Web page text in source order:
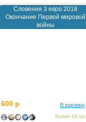
Словения 3 евро 2018
Окончание Первой мировой
войны
600 р В корзину
более 10 шт.